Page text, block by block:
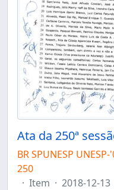
BR SPUNESP
250
· Item · 2018-12-13